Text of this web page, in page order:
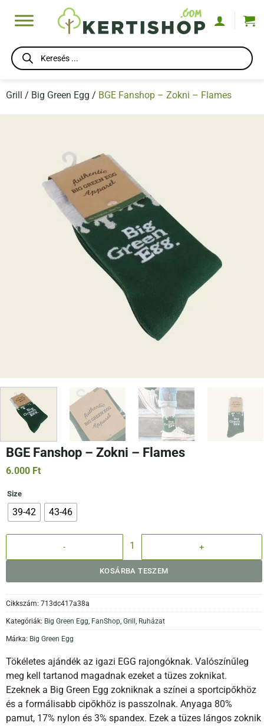
Products
search
Grill / Big Green Egg / BGE Fanshop – Zokni – Flames
BGE Fanshop – Zokni – Flames
6.000 Ft
Size
39-42 43-46
BGE Fanshop - Zokni - Flames mennyiség
KOSÁRBA TESZEM
Cikkszám: 713dc417a38a
Kategóriák: Big Green Egg, FanShop, Grill, Ruházat
Márka: Big Green Egg
Tökéletes ajándék az igazi EGG rajongóknak. Valószínűleg
meg kell tartanod magadnak ezeket a tüzes zoknikat.
Ezeknek a Big Green Egg zokniknak a színei a sportcipőkhöz
és a formálisabb cipőkhöz is passzolnak. Anyaga 80%
pamut, 17% nylon és 3% spandex. Ezek a tüzes lángos zoknik